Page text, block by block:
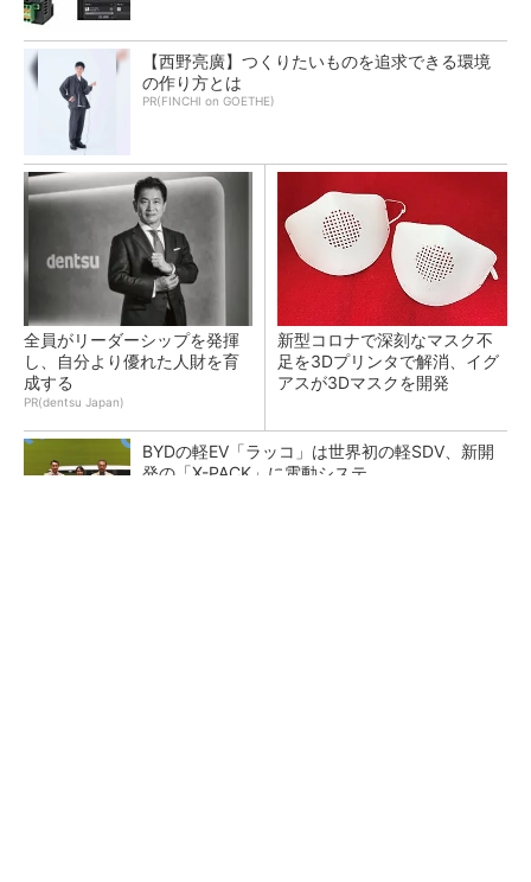
【西野亮廣】つくりたいものを追求できる環境
の作り方とは
PR(FINCHI on GOETHE)
全員がリーダーシップを発揮
し、自分より優れた人財を育
成する
PR(dentsu Japan)
新型コロナで深刻なマスク不
足を3Dプリンタで解消、イグ
アスが3Dマスクを開発
BYDの軽EV「ラッコ」は世界初の軽SDV、新開
発の「X-PACK」に電動システ...